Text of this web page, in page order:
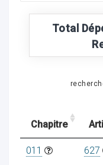
Total
Chapitre
011 627